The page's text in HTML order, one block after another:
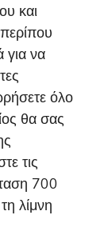
και
για να
όλο
θα σας
τις
700
λίμνη